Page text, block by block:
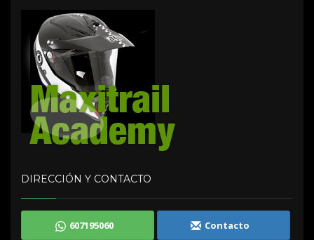
DIRECCIÓN Y CONTACTO
607195060 Contacto